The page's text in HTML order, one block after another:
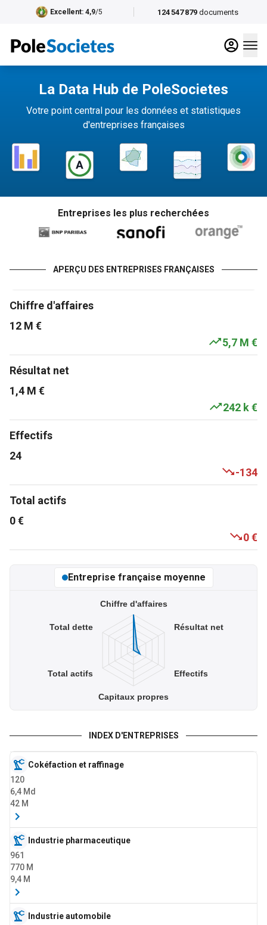
124 547 879 documents
Excellent: 4,9/5
La Data Hub de PoleSocietes
Votre point central pour les données et statistiques
d'entreprises françaises
Entreprises les plus recherchées
APERÇU DES ENTREPRISES FRANÇAISES
Chiffre d'affaires
12 M €
5,7 M €
Résultat net
1,4 M €
242 k €
Effectifs
24
-134
Total actifs
0 €
0 €
Total dette
Entreprise française moyenne
Chiffre d'affaires
Résultat net
Effectifs
Capitaux propres
Total actifs
Total dette
INDEX D'ENTREPRISES
Cokéfaction et raffinage
120
6,4 Md
42 M
Industrie pharmaceutique
961
770 M
9,4 M
Industrie automobile